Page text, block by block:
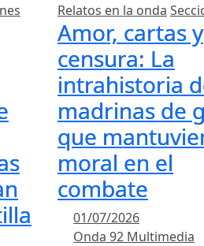
Relatos en la onda
Amor, cartas y
censura: La
intrahistoria
madrinas de
que
moral en el
combate
01/07/2026
Onda 92 Multimedia